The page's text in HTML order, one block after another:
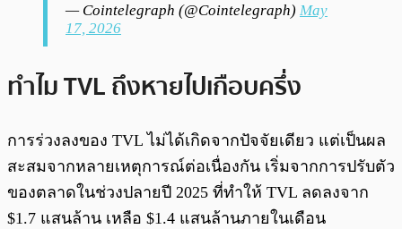
— Cointelegraph (@Cointelegraph) May
17, 2026
ทำไม TVL ถึงหายไปเกือบครึ่ง
การร่วงลงของ TVL ไม่ได้เกิดจากปัจจัยเดียว แต่เป็นผล
สะสมจากหลายเหตุการณ์ต่อเนื่องกัน เริ่มจากการปรับตัว
ของตลาดในช่วงปลายปี 2025 ที่ทำให้ TVL ลดลงจาก
$1.7 แสนล้าน เหลือ $1.4 แสนล้านภายในเดือน